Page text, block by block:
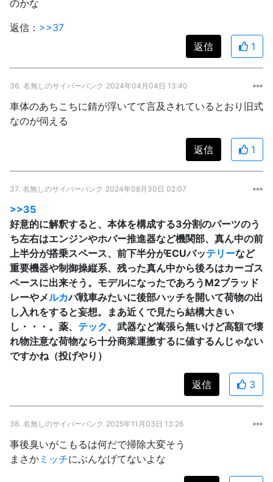
のかな
返信： >>37
返信
1
36. 名無しのサイバーパンク 2024年04月04日 13:40
車体のあちこちに錆が浮いてて言及されているとおり旧式
なのが伺える
返信 1
37. 名無しのサイバーパンク 2024年08月30日 02:07
>>35
好意的に解釈すると、本体を構成する3分割のパーツのう
ち左右はエンジンやホバー推進器など機関部、真ん中の前
上半分が搭乗スペース、前下半分がECUバッテリーなど
重要機器や制御操縦系、残った真ん中から後ろはカーゴス
ペースに出来そう。モデルになったであろうM2ブラッド
レーやメルカバ戦車みたいに後部ハッチを開いて荷物の出
し入れをすると妄想。まあ近くで見たら結構大きい
し・・・。薬、 テック、武器など嵩張ら無いけど高額で壊
れ物注意な荷物なら十分商業運搬するに値するんじゃない
ですかね（投げやり）
返信 3
38. 名無しのサイバーパンク 2025年11月03日 13:26
事後臭いがこもるは何だで掃除大変そう
まさか ミッチにぶんなげてないよな